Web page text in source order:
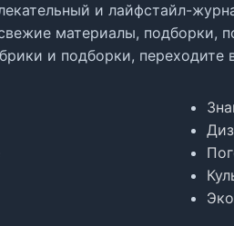
и лайфстайл-
материалы, подборки,
и подборки,